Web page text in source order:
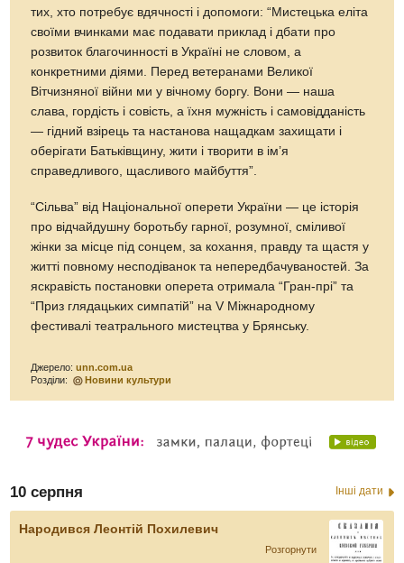
тих, хто потребує вдячності і допомоги: “Мистецька еліта
своїми вчинками має подавати приклад і дбати про
розвиток благочинності в Україні не словом, а
конкретними діями. Перед ветеранами Великої
Вітчизняної війни ми у вічному боргу. Вони — наша
слава, гордість і совість, а їхня мужність і самовідданість
— гідний взірець та настанова нащадкам захищати і
оберігати Батьківщину, жити і творити в ім’я
справедливого, щасливого майбуття”.
“Сільва” від Національної оперети України — це історія
про відчайдушну боротьбу гарної, розумної, сміливої
жінки за місце під сонцем, за кохання, правду та щастя у
житті повному несподіванок та непередбачуваностей. За
яскравість постановки оперета отримала “Гран-прі” та
“Приз глядацьких симпатій” на V Міжнародному
фестивалі театрального мистецтва у Брянську.
Джерело:unn.com.ua
Розділи:
Новини культури
10 серпня Інші дати
Народився Леонтій Похилевич
Розгорнути